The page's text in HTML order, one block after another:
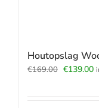
Houtopslag
€169.00 €139.00